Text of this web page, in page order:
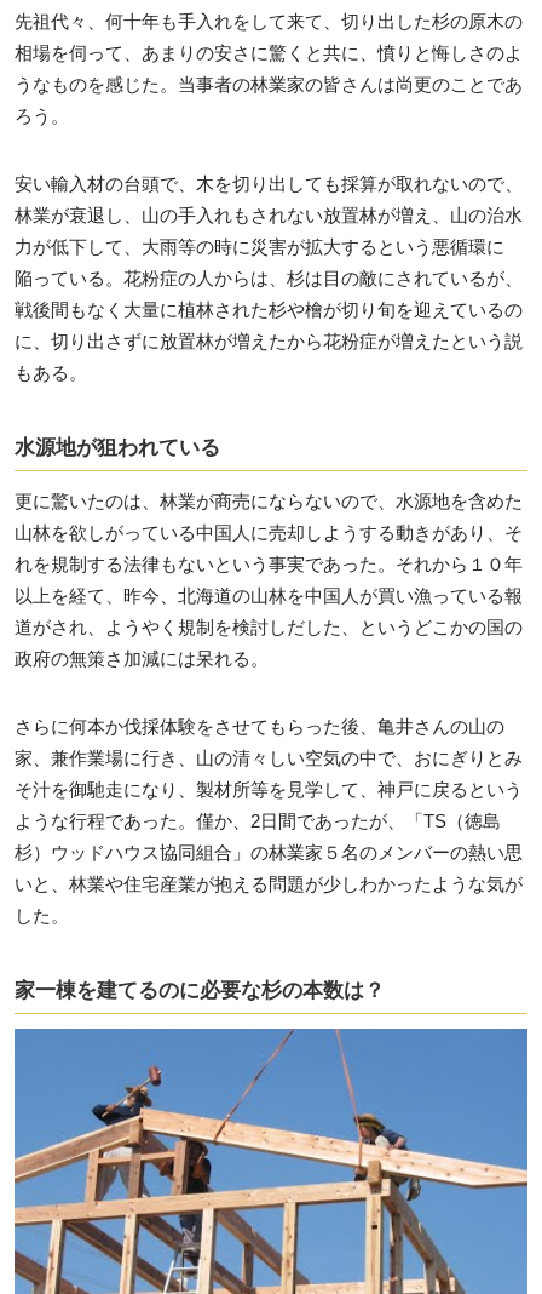
先祖代々、何十年も手入れをして来て、切り出した杉の原木の
相場を伺って、あまりの安さに驚くと共に、憤りと悔しさのよ
うなものを感じた。当事者の林業家の皆さんは尚更のことであ
ろう。
安い輸入材の台頭で、木を切り出しても採算が取れないので、
林業が衰退し、山の手入れもされない放置林が増え、山の治水
力が低下して、大雨等の時に災害が拡大するという悪循環に
陥っている。花粉症の人からは、杉は目の敵にされているが、
戦後間もなく大量に植林された杉や檜が切り旬を迎えているの
に、切り出さずに放置林が増えたから花粉症が増えたという説
もある。
水源地が狙われている
更に驚いたのは、林業が商売にならないので、水源地を含めた
山林を欲しがっている中国人に売却しようする動きがあり、そ
れを規制する法律もないという事実であった。それから１０年
以上を経て、昨今、北海道の山林を中国人が買い漁っている報
道がされ、ようやく規制を検討しだした、というどこかの国の
政府の無策さ加減には呆れる。
さらに何本か伐採体験をさせてもらった後、亀井さんの山の
家、兼作業場に行き、山の清々しい空気の中で、おにぎりとみ
そ汁を御馳走になり、製材所等を見学して、神戸に戻るという
ような行程であった。僅か、2日間であったが、「TS（徳島
杉）ウッドハウス協同組合」の林業家５名のメンバーの熱い思
いと、林業や住宅産業が抱える問題が少しわかったような気が
した。
家一棟を建てるのに必要な杉の本数は？